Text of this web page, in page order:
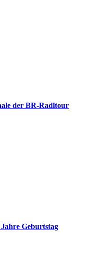
der BR-Radltour
Geburtstag